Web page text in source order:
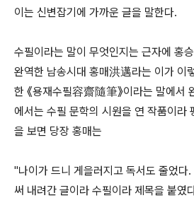
이는 신변잡기에 가까운 글을 말한다.
수필이라는 말이 무엇인지는 근자에 홍
완역한 남송시대 홍매洪邁라는 이가 이
한 《용재수필容齋隨筆》이라는 말에서
에서는 수필 문학의 시원을 연 작품이라
을 보면 당장 홍매는
"나이가 드니 게을러지고 독서도 줄었다.
써 내려간 글이라 수필이라 제목을 붙였